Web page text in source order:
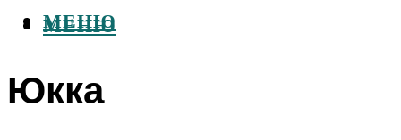
МЕНЮ
МЕНЮ
Юкка